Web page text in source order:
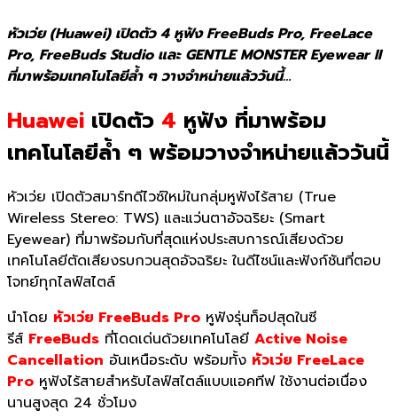
หัวเว่ย (Huawei) เปิดตัว 4 หูฟัง FreeBuds Pro, FreeLace
Pro, FreeBuds Studio และ GENTLE MONSTER Eyewear II
ที่มาพร้อมเทคโนโลยีล้ำ ๆ วางจำหน่ายแล้ววันนี้…
Huawei เปิดตัว 4 หูฟัง ที่มาพร้อม
เทคโนโลยีล้ำ ๆ พร้อมวางจำหน่ายแล้ววันนี้
หัวเว่ย เปิดตัวสมาร์ทดีไวซ์ใหม่ในกลุ่มหูฟังไร้สาย (True
Wireless Stereo: TWS) และแว่นตาอัจฉริยะ (Smart
Eyewear) ที่มาพร้อมกับที่สุดแห่งประสบการณ์เสียงด้วย
เทคโนโลยีตัดเสียงรบกวนสุดอัจฉริยะ ในดีไซน์และฟังก์ชันที่ตอบ
โจทย์ทุกไลฟ์สไตล์
นำโดย หัวเว่ย FreeBuds Pro หูฟังรุ่นท็อปสุดในซี
รีส์ FreeBuds ที่โดดเด่นด้วยเทคโนโลยี Active Noise
Cancellation อันเหนือระดับ พร้อมทั้ง หัวเว่ย FreeLace
Pro หูฟังไร้สายสำหรับไลฟ์สไตล์แบบแอคทีฟ ใช้งานต่อเนื่อง
นานสูงสุด 24 ชั่วโมง